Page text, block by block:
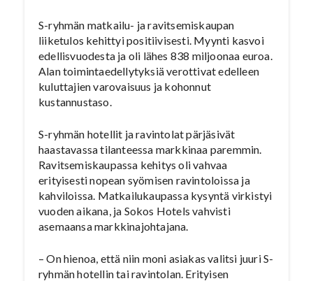
S-ryhmän matkailu- ja ravitsemiskaupan
liiketulos kehittyi positiivisesti. Myynti kasvoi
edellisvuodesta ja oli lähes 838 miljoonaa euroa.
Alan toimintaedellytyksiä verottivat edelleen
kuluttajien varovaisuus ja kohonnut
kustannustaso.
S-ryhmän hotellit ja ravintolat pärjäsivät
haastavassa tilanteessa markkinaa paremmin.
Ravitsemiskaupassa kehitys oli vahvaa
erityisesti nopean syömisen ravintoloissa ja
kahviloissa. Matkailukaupassa kysyntä virkistyi
vuoden aikana, ja Sokos Hotels vahvisti
asemaansa markkinajohtajana.
– On hienoa, että niin moni asiakas valitsi juuri S-
ryhmän hotellin tai ravintolan. Erityisen